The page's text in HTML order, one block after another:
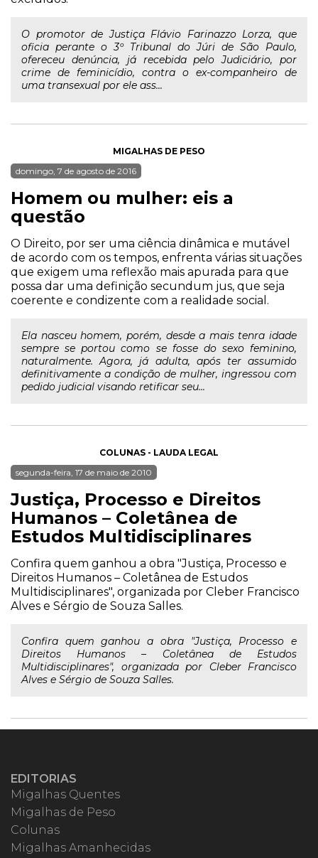
O promotor de Justiça Flávio Farinazzo Lorza, que
oficia perante o 3º Tribunal do Júri de São Paulo,
ofereceu denúncia, já recebida pelo Judiciário, por
crime de feminicídio, contra o ex-companheiro de
uma transexual por ele ass...
MIGALHAS DE PESO
domingo, 7 de agosto de 2016
Homem ou mulher: eis a
questão
O Direito, por ser uma ciência dinâmica e mutável
de acordo com os tempos, enfrenta várias situações
que exigem uma reflexão mais apurada para que
possa dar uma definição secundum jus, que seja
coerente e condizente com a realidade social.
Ela nasceu homem, porém, desde a mais tenra idade
sempre se portou como se fosse do sexo feminino,
naturalmente. Agora, já adulta, após ter assumido
definitivamente a condição de mulher, ingressou com
pedido judicial visando retificar seu...
COLUNAS - LAUDA LEGAL
segunda-feira, 17 de maio de 2010
Justiça, Processo e Direitos
Humanos – Coletânea de
Estudos Multidisciplinares
Confira quem ganhou a obra "Justiça, Processo e
Direitos Humanos – Coletânea de Estudos
Multidisciplinares", organizada por Cleber Francisco
Alves e Sérgio de Souza Salles.
Confira quem ganhou a obra "Justiça, Processo e
Direitos Humanos – Coletânea de Estudos
Multidisciplinares", organizada por Cleber Francisco
Alves e Sérgio de Souza Salles.
EDITORIAS
Migalhas Quentes
Migalhas de Peso
Colunas
Migalhas Amanhecidas